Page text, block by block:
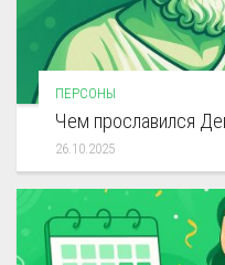
ПЕРСОНЫ
Чем прославился
26.10.2025